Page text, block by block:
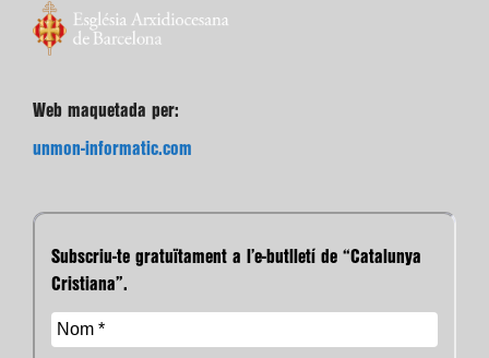
Web maquetada per:
unmon-informatic.com
Subscriu-te gratuïtament a l’e-butlletí de “Catalunya
Cristiana”.